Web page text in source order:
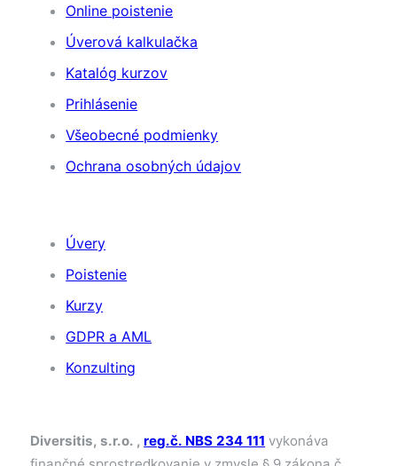
Online poistenie
Úverová kalkulačka
Katalóg kurzov
Prihlásenie
Všeobecné podmienky
Ochrana osobných údajov
Úvery
Poistenie
Kurzy
GDPR a AML
Konzulting
Diversitis, s.r.o. , reg.č. NBS 234 111 vykonáva